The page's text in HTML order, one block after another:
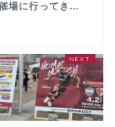
場に行ってき...